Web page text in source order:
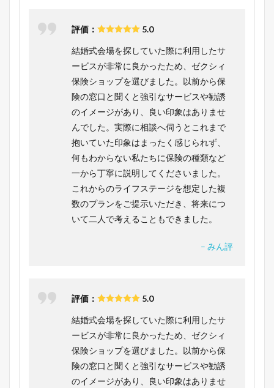
評価： 5.0
結婚式会場を探していた際に利用したサ
ービスが非常に良かったため、ゼクシィ
保険ショップを選びました。以前から保
険の窓口と聞くと強引なサービスや勧誘
のイメージがあり、良い印象はありませ
んでした。実際に相談へ伺うとこれまで
抱いていた印象はまったく感じられず、
何もわからない私たちに保険の種類など
一から丁寧に説明してくださいました。
これからのライフステージを想定した複
数のプランをご提示いただき、将来につ
いて二人で考えることもできました。
– みん評
評価： 5.0
結婚式会場を探していた際に利用したサ
ービスが非常に良かったため、ゼクシィ
保険ショップを選びました。以前から保
険の窓口と聞くと強引なサービスや勧誘
のイメージがあり、良い印象はありませ